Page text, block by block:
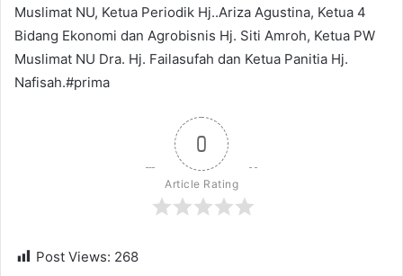
Muslimat NU, Ketua Periodik Hj..Ariza Agustina, Ketua 4
Bidang Ekonomi dan Agrobisnis Hj. Siti Amroh, Ketua PW
Muslimat NU Dra. Hj. Failasufah dan Ketua Panitia Hj.
Nafisah.#prima
0
Article Rating
Post Views: 268